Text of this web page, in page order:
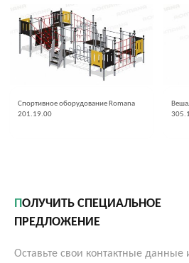
Спортивное оборудование Romana
201.19.00
ПОЛУЧИТЬ СПЕЦИАЛЬНОЕ
ПРЕДЛОЖЕНИЕ
Оставьте свои контактные данные